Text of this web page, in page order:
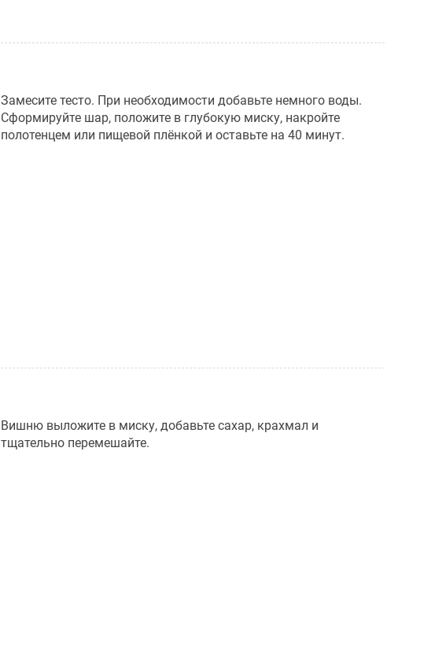
Замесите тесто. При необходимости добавьте немного воды.
Сформируйте шар, положите в глубокую миску, накройте
полотенцем или пищевой плёнкой и оставьте на 40 минут.
Вишню выложите в миску, добавьте сахар, крахмал и
тщательно перемешайте.